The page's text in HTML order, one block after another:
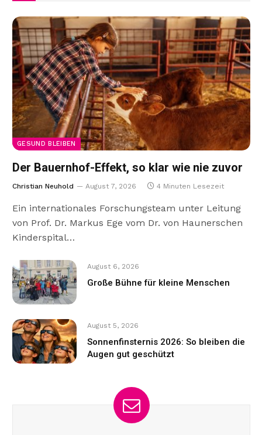
GESUND BLEIBEN
Der Bauernhof-Effekt, so klar wie nie zuvor
Christian Neuhold August 7, 2026 4 Minuten Lesezeit
Ein internationales Forschungsteam unter Leitung
von Prof. Dr. Markus Ege vom Dr. von Haunerschen
Kinderspital…
August 6, 2026
Große Bühne für kleine Menschen
August 5, 2026
Sonnenfinsternis 2026: So bleiben die
Augen gut geschützt